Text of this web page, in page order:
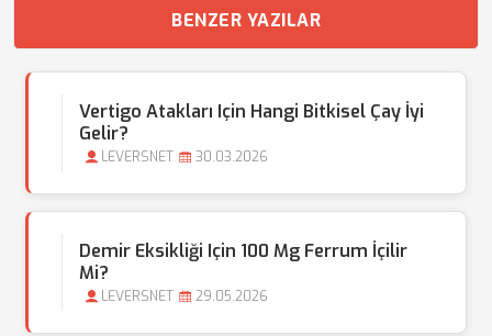
BENZER YAZILAR
Vertigo Atakları Için Hangi Bitkisel Çay İyi
Gelir?
LEVERSNET 30.03.2026
Demir Eksikliği Için 100 Mg Ferrum İçilir
Mi?
LEVERSNET 29.05.2026